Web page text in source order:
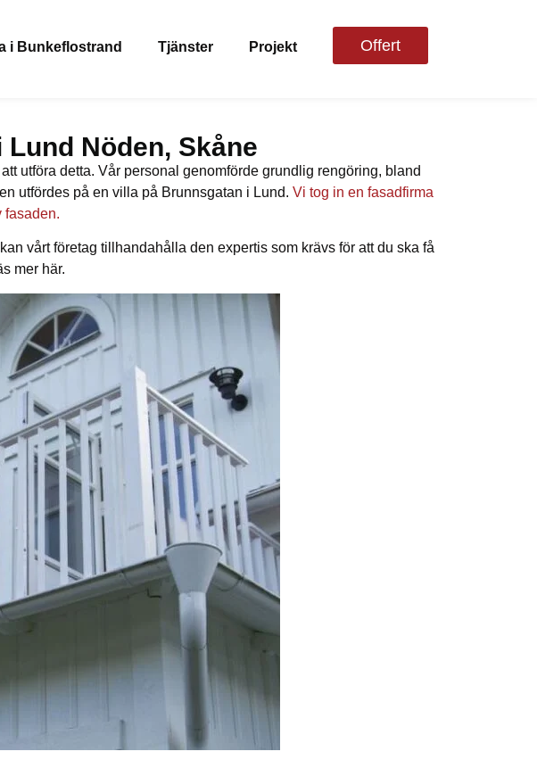
i Bunkeflostrand Tjänster Projekt Offert
Nöden, Skåne
utföra detta. Vår personal genomförde grundlig rengöring, bland
utfördes på en villa på Brunnsgatan i Lund. Vi tog in en fasadfirma
fasaden.
vårt företag tillhandahålla den expertis som krävs för att du ska få
mer här.